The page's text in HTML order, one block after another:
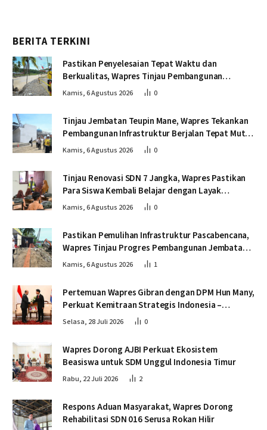
BERITA TERKINI
Pastikan Penyelesaian Tepat Waktu dan
Berkualitas, Wapres Tinjau Pembangunan
Jembatan Lumut
Kamis, 6 Agustus 2026 0
Tinjau Jembatan Teupin Mane, Wapres Tekankan
Pembangunan Infrastruktur Berjalan Tepat Mutu
dan Tepat Waktu
Kamis, 6 Agustus 2026 0
Tinjau Renovasi SDN 7 Jangka, Wapres Pastikan
Para Siswa Kembali Belajar dengan Layak
Pascabencana
Kamis, 6 Agustus 2026 0
Pastikan Pemulihan Infrastruktur Pascabencana,
Wapres Tinjau Progres Pembangunan Jembatan
Krueng Tingkeum Bireuen
Kamis, 6 Agustus 2026 1
Pertemuan Wapres Gibran dengan DPM Hun Many,
Perkuat Kemitraan Strategis Indonesia –
Kamboja
Selasa, 28 Juli 2026 0
Wapres Dorong AJBI Perkuat Ekosistem
Beasiswa untuk SDM Unggul Indonesia Timur
Rabu, 22 Juli 2026 2
Respons Aduan Masyarakat, Wapres Dorong
Rehabilitasi SDN 016 Serusa Rokan Hilir